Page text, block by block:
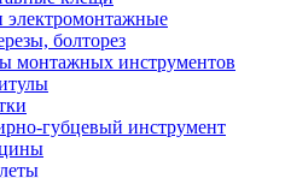
болторез
монтажных инструментов
губцевый инструмент